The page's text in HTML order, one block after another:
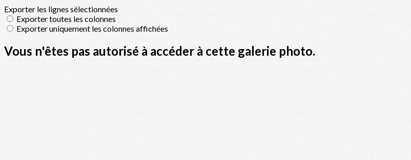
Exporter les lignes sélectionnées
Exporter toutes les colonnes
Exporter uniquement les colonnes affichées
Vous n'êtes pas autorisé à accéder à cette galerie photo.